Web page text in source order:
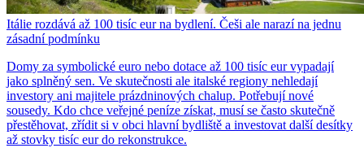
Itálie rozdává až 100 tisíc eur na bydlení. Češi ale narazí na jednu
zásadní podmínku
Domy za symbolické euro nebo dotace až 100 tisíc eur vypadají
jako splněný sen. Ve skutečnosti ale italské regiony nehledají
investory ani majitele prázdninových chalup. Potřebují nové
sousedy. Kdo chce veřejné peníze získat, musí se často skutečně
přestěhovat, zřídit si v obci hlavní bydliště a investovat další desítky
až stovky tisíc eur do rekonstrukce.